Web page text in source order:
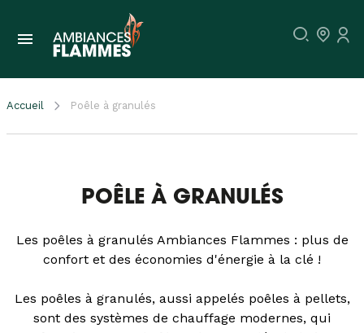
Accueil Poêle à granulés
POÊLE À GRANULÉS
Les poêles à granulés Ambiances Flammes : plus de
confort et des économies d'énergie à la clé !
Les poêles à granulés, aussi appelés poêles à pellets,
sont des systèmes de chauffage modernes, qui